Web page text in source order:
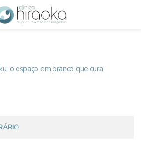
o espaço em branco que cura